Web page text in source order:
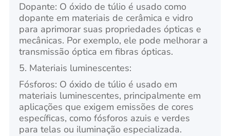
Dopante: O óxido de túlio é usado como
dopante em materiais de cerâmica e vidro
para aprimorar suas propriedades ópticas e
mecânicas. Por exemplo, ele pode melhorar a
transmissão óptica em fibras ópticas.
5. Materiais luminescentes:
Fósforos: O óxido de túlio é usado em
materiais luminescentes, principalmente em
aplicações que exigem emissões de cores
específicas, como fósforos azuis e verdes
para telas ou iluminação especializada.